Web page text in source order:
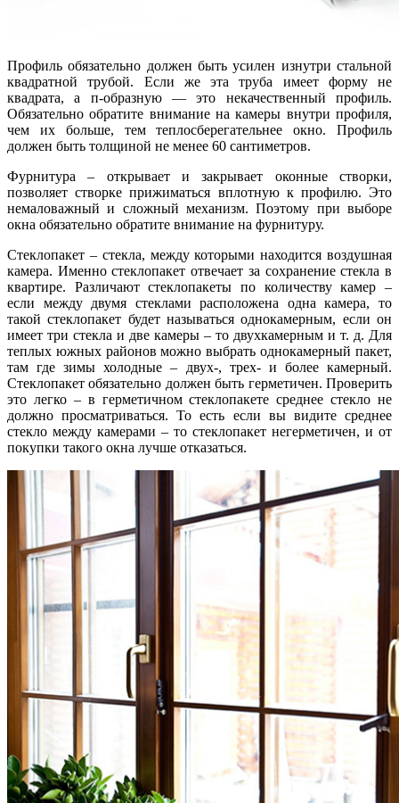
Профиль обязательно должен быть усилен изнутри стальной
квадратной трубой. Если же эта труба имеет форму не
квадрата, а п-образную — это некачественный профиль.
Обязательно обратите внимание на камеры внутри профиля,
чем их больше, тем теплосберегательнее окно. Профиль
должен быть толщиной не менее 60 сантиметров.
Фурнитура – открывает и закрывает оконные створки,
позволяет створке прижиматься вплотную к профилю. Это
немаловажный и сложный механизм. Поэтому при выборе
окна обязательно обратите внимание на фурнитуру.
Стеклопакет – стекла, между которыми находится воздушная
камера. Именно стеклопакет отвечает за сохранение стекла в
квартире. Различают стеклопакеты по количеству камер –
если между двумя стеклами расположена одна камера, то
такой стеклопакет будет называться однокамерным, если он
имеет три стекла и две камеры – то двухкамерным и т. д. Для
теплых южных районов можно выбрать однокамерный пакет,
там где зимы холодные – двух-, трех- и более камерный.
Стеклопакет обязательно должен быть герметичен. Проверить
это легко – в герметичном стеклопакете среднее стекло не
должно просматриваться. То есть если вы видите среднее
стекло между камерами – то стеклопакет негерметичен, и от
покупки такого окна лучше отказаться.